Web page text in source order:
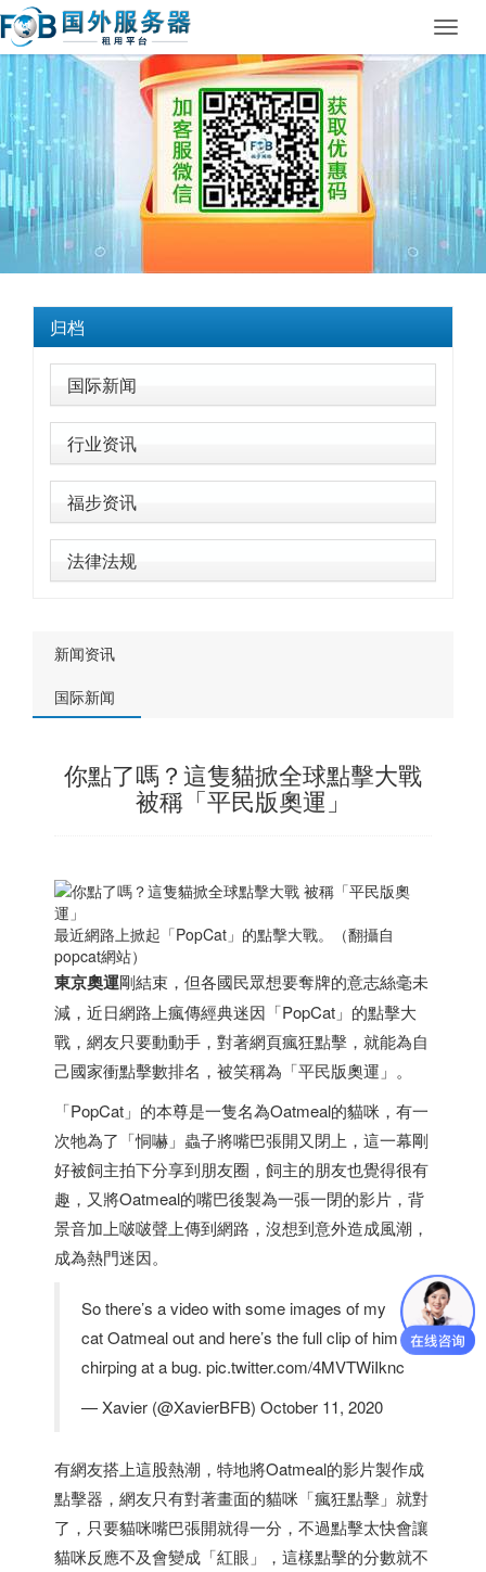
归档
国际新闻
行业资讯
福步资讯
法律法规
新闻资讯
国际新闻
你點了嗎？這隻貓掀全球點擊大戰
被稱「平民版奧運」
最近網路上掀起「PopCat」的點擊大戰。（翻攝自
popcat網站）
東京奧運剛結束，但各國民眾想要奪牌的意志絲毫未
減，近日網路上瘋傳經典迷因「PopCat」的點擊大
戰，網友只要動動手，對著網頁瘋狂點擊，就能為自
己國家衝點擊數排名，被笑稱為「平民版奧運」。
「PopCat」的本尊是一隻名為Oatmeal的貓咪，有一
次牠為了「恫嚇」蟲子將嘴巴張開又閉上，這一幕剛
好被飼主拍下分享到朋友圈，飼主的朋友也覺得很有
趣，又將Oatmeal的嘴巴後製為一張一閉的影片，背
景音加上啵啵聲上傳到網路，沒想到意外造成風潮，
成為熱門迷因。
So there’s a video with some images of my
cat Oatmeal out and here’s the full clip of him
chirping at a bug. pic.twitter.com/4MVTWiIknc
— Xavier (@XavierBFB) October 11, 2020
有網友搭上這股熱潮，特地將Oatmeal的影片製作成
點擊器，網友只有對著畫面的貓咪「瘋狂點擊」就對
了，只要貓咪嘴巴張開就得一分，不過點擊太快會讓
貓咪反應不及會變成「紅眼」，這樣點擊的分數就不